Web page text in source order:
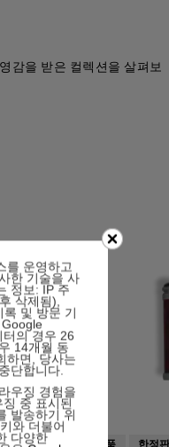
감을 받은 컬렉션을 살펴보
를 운영하고
한 기술을 사
정보: IP 주
삭제됨),
록 및 방문 기
의 경우 26
14개월 동
하면, 당사는
단합니다.
우징 경험을
중 표시된
발송하기 위
와 더불어
다양한